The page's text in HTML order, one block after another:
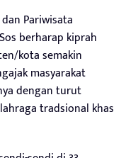
Pariwisata
berharap kiprah
kota semakin
masyarakat
dengan turut
tradsional khas